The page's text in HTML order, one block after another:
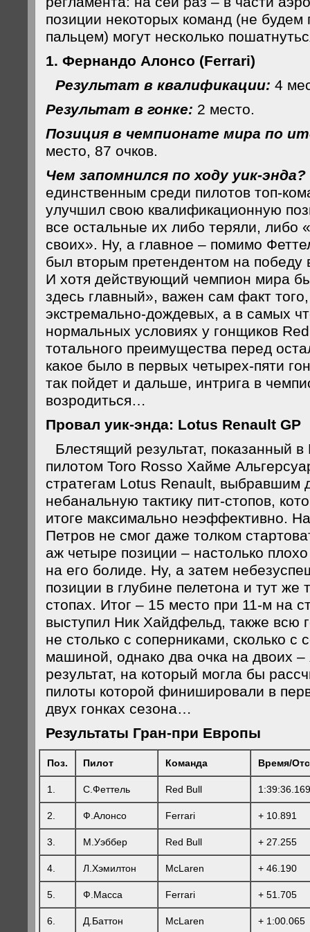
позиции некоторых команд (не будем
пальцем) могут несколько
1. Фернандо Алонсо (Ferrari)
Результат в квалификации: 4
Результат в гонке: 2 место.
Позиция в чемпионате мира по
место, 87 очков.
Чем запомнился по ходу уик-энда?
единственным среди пилотов топ-
улучшил свою квалификационную
все остальные их либо теряли, либо
своих». Ну, а главное – помимо
был вторым претендентом на победу
И хотя действующий чемпион мира
здесь главный», важен сам факт
экстремально-дождевых, а в самых
нормальных условиях у гонщиков
тотального преимущества перед
какое было в первых четырех-пяти
так пойдет и дальше, интрига в
возродиться…
Провал уик-энда: Lotus Renault GP
Блестящий результат, показанный
пилотом Toro Rosso Хайме
стратегам Lotus Renault, выбравшим
небанальную тактику пит-стопов,
итоге максимально неэффективно.
Петров не смог даже толком
аж четыре позиции – настолько
на его болиде. Ну, а затем
позиции в глубине пелетона и тут же
стопах. Итог – 15 место при 11-м на
выступил Ник Хайдфельд, также всю
не столько с соперниками, сколько с
машиной, однако два очка на двоих –
результат, на который могла бы
пилоты которой финишировали в
двух гонках сезона…
Результаты Гран-при Европы
Поз. Пилот Команда Время/
1. С.Феттель Red Bull 1:39:36.169
2. Ф.Алонсо Ferrari + 10.891
3. М.Уэббер Red Bull + 27.255
4. Л.Хэмилтон McLaren + 46.190
5. Ф.Масса Ferrari + 51.705
6. Д.Баттон McLaren + 1:00.065